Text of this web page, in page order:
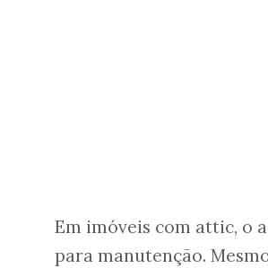
Em imóveis com attic, o
para manutenção.